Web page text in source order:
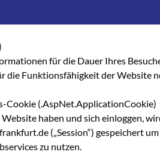
für die Dauer Ihres
die Funktionsfähigkeit der Website
Cookie (.AspNet.ApplicationCookie)
haben und sich einloggen,
(„Session“) gespeichert
zu nutzen.